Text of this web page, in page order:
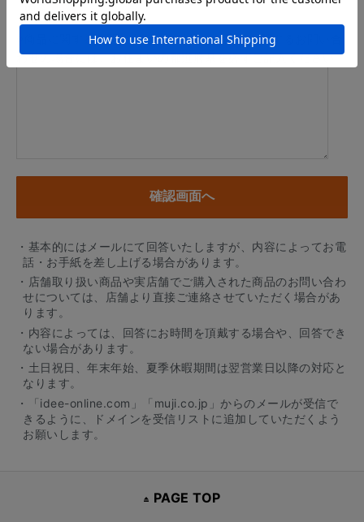
内容
※商品に関するお問い合わせ、納期・お届けに関するお問い合
わせの場合には、お住まいの都道府県を必ずご記入ください。
・基本的にはメールにて回答いたしますが、内容によってお電
話・お手紙を差し上げる場合があります。
・店舗取り扱い商品や実店舗でご購入された商品のお問い合わ
せについては、店舗より直接ご連絡させていただく場合があ
ります。
・内容によっては、回答にお時間を頂戴する場合や、回答でき
ない場合があります。
・土日祝日、年末年始、夏季休暇期間は翌営業日以降の対応と
なります。
・「idee-online.com」「muji.co.jp」からのメールが受信で
きるように、ドメインを受信リストに追加していただくよう
お願いします。
PAGE TOP